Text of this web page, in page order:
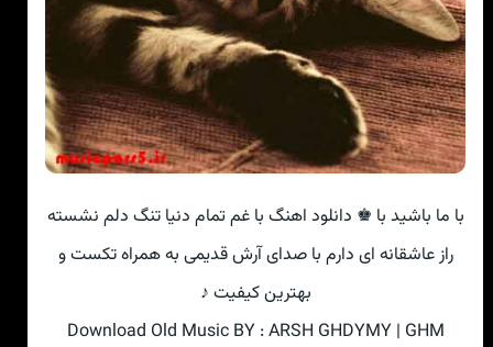
با ما باشید با ♚ دانلود اهنگ با غم تمام دنیا تنگ دلم نشسته
راز عاشقانه ای دارم با صدای آرش قدیمی به همراه تکست و
بهترین کیفیت ♪
Download Old Music BY : ARSH GHDYMY | GHM